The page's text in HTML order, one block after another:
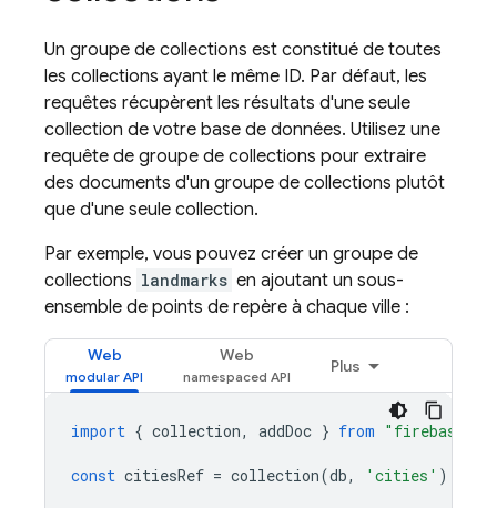
Un groupe de collections est constitué de toutes
les collections ayant le même ID. Par défaut, les
requêtes récupèrent les résultats d'une seule
collection de votre base de données. Utilisez une
requête de groupe de collections pour extraire
des documents d'un groupe de collections plutôt
que d'une seule collection.
Par exemple, vous pouvez créer un groupe de
collections landmarks en ajoutant un sous-
ensemble de points de repère à chaque ville :
Web Web
Plus
import { collection, addDoc } from "firebase/
const citiesRef = collection(db, 'cities' );